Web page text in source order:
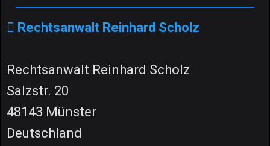
Rechtsanwalt Reinhard Scholz
Rechtsanwalt Reinhard Scholz
Salzstr. 20
48143 Münster
Deutschland